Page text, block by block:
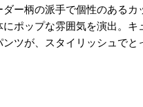
ー柄の派手で個性のあるカ
にポップな雰囲気を演出。キ
ンツが、スタイリッシュでと